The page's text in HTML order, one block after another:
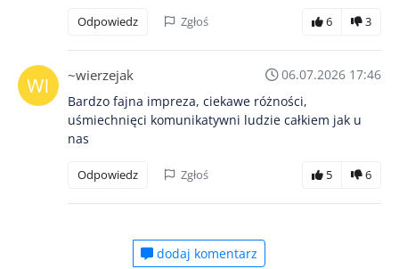
Odpowiedz Zgłoś 6 3
~wierzejak
06.07.2026 17:46
Bardzo fajna impreza, ciekawe różności,
uśmiechnięci komunikatywni ludzie całkiem jak u
nas
Odpowiedz Zgłoś 5 6
dodaj komentarz